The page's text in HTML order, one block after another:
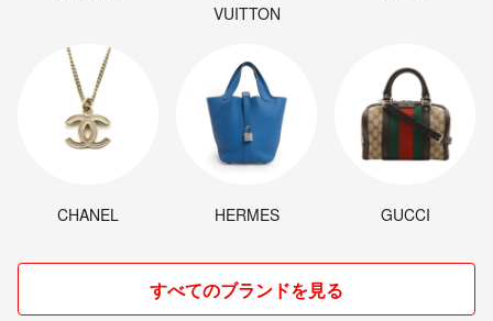
VUITTON
CHANEL HERMES GUCCI
すべてのブランドを見る